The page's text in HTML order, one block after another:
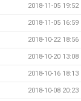
2018-11-05 19:52
2018-11-05 16:59
2018-10-22 18:56
2018-10-20 13:08
2018-10-16 18:13
2018-10-08 20:23